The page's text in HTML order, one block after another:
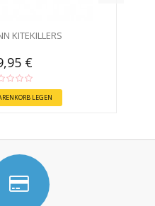
KITEKILLERS
€
LEGEN